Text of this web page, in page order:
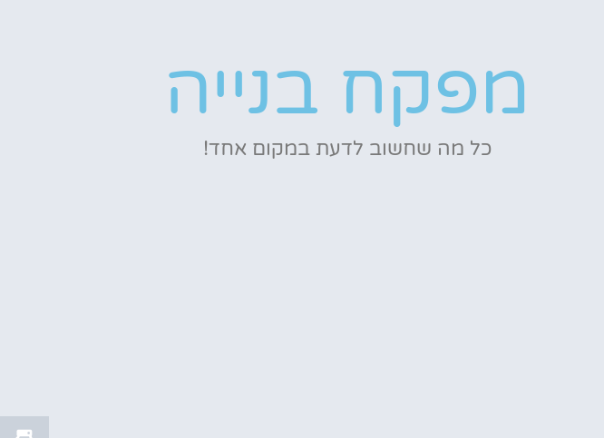
מפקח בנייה
כל מה שחשוב לדעת במקום אחד!